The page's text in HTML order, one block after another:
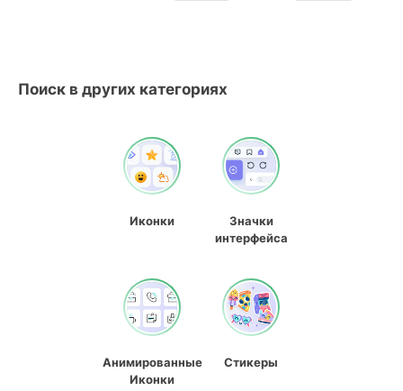
Поиск в других категориях
Иконки
Значки
интерфейса
Анимированные
Иконки
Стикеры